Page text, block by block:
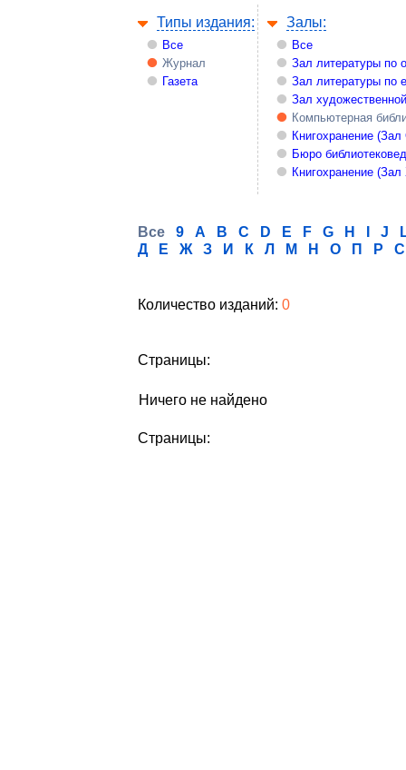
Типы издания:
Все
Журнал
Газета
Залы:
Все
Зал литературы по
Зал литературы по
Зал
Компьютерная
Книгохранение
Бюро
Книгохранение
Все 9 A B C D E F G H J
Д
Е Ж З И К Л М Н О П Р С
Количество изданий: 0
Страницы:
Ничего не найдено
Страницы: